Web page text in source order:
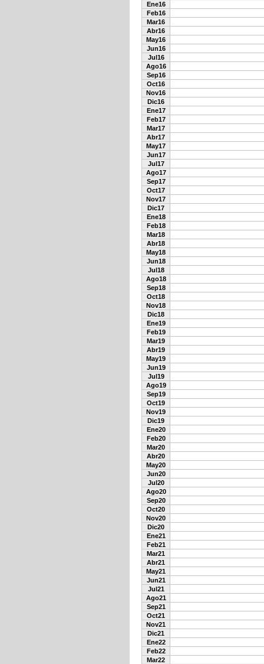
Ene16
Feb16
Mar16
Abr16
May16
Jun16
Jul16
Ago16
Sep16
Oct16
Nov16
Dic16
Ene17
Feb17
Mar17
Abr17
May17
Jun17
Jul17
Ago17
Sep17
Oct17
Nov17
Dic17
Ene18
Feb18
Mar18
Abr18
May18
Jun18
Jul18
Ago18
Sep18
Oct18
Nov18
Dic18
Ene19
Feb19
Mar19
Abr19
May19
Jun19
Jul19
Ago19
Sep19
Oct19
Nov19
Dic19
Ene20
Feb20
Mar20
Abr20
May20
Jun20
Jul20
Ago20
Sep20
Oct20
Nov20
Dic20
Ene21
Feb21
Mar21
Abr21
May21
Jun21
Jul21
Ago21
Sep21
Oct21
Nov21
Dic21
Ene22
Feb22
Mar22